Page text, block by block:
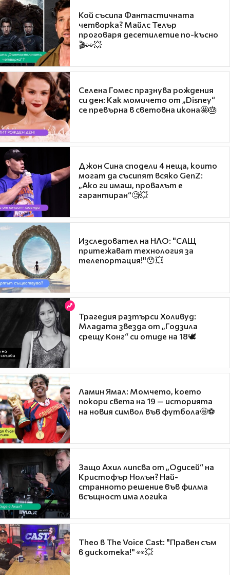
Кой съсипа Фантастичната
четворка? Майлс Телър
проговаря десетилетие по-късно
🎬👀💥
Селена Гомес празнува рождения
си ден: Как момичето от „Disney“
се превърна в световна икона🤩🎂
Джон Сина сподели 4 неща, които
могат да съсипят всяко GenZ:
„Ако ги имаш, провалът е
гарантиран“🧐💥
Изследовател на НЛО: "САЩ
притежават технология за
телепортация!"😯💥
Трагедия разтърси Холивуд:
Младата звезда от „Годзила
срещу Конг“ си отиде на 18🕊️
Ламин Ямал: Момчето, което
покори света на 19 — историята
на новия символ във футбола🤩⚽
Защо Ахил липсва от „Одисей“ на
Кристофър Нолън? Най-
странното решение във филма
всъщност има логика
Theo в The Voice Cast: "Правен съм
в дискотека!" 👀💥